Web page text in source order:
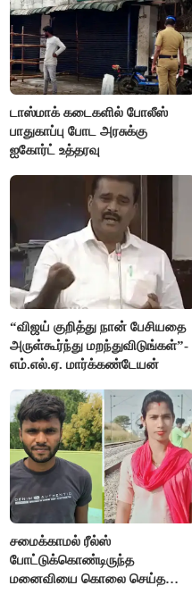
டாஸ்மாக் கடைகளில் போலீஸ்
பாதுகாப்பு போட அரசுக்கு
ஐகோர்ட் உத்தரவு
“விஜய் குறித்து நான் பேசியதை
அருள்கூர்ந்து மறந்துவிடுங்கள்”-
எம்.எல்.ஏ. மார்க்கண்டேயன்
சமைக்காமல் ரீல்ஸ்
போட்டுக்கொண்டிருந்த
மனைவியை கொலை செய்த